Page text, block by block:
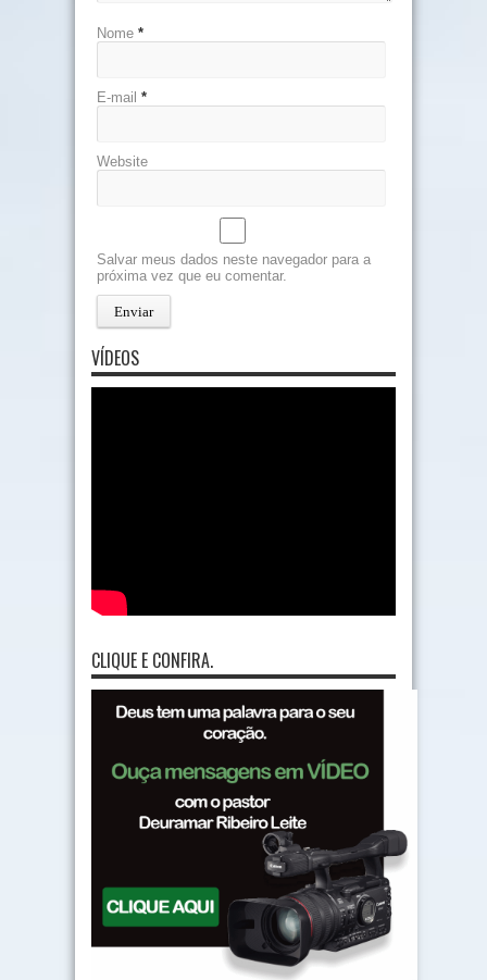
Nome *
E-mail *
Website
Salvar meus dados neste navegador para a
próxima vez que eu comentar.
VÍDEOS
CLIQUE E CONFIRA.